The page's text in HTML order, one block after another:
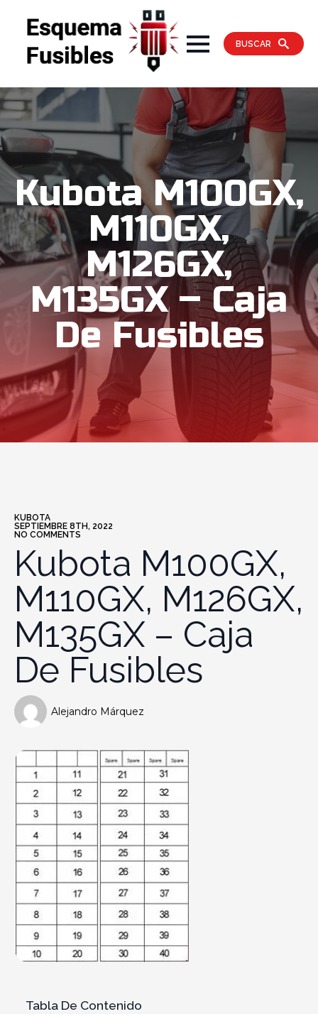
BUSCAR
Kubota M100GX,
M110GX,
M126GX,
M135GX – Caja
De Fusibles
KUBOTA
SEPTIEMBRE 8TH, 2022
NO COMMENTS
Kubota M100GX,
M110GX, M126GX,
M135GX – Caja
De Fusibles
Alejandro Márquez
Tabla De Contenido